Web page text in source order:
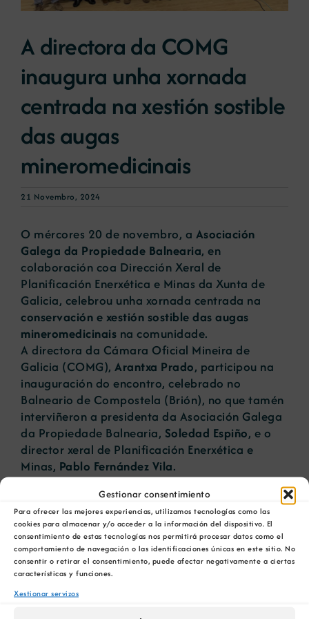
Gestionar consentimiento
Para ofrecer las mejores experiencias, utilizamos tecnologías como las
cookies para almacenar y/o acceder a la información del dispositivo. El
consentimiento de estas tecnologías nos permitirá procesar datos como el
comportamiento de navegación o las identificaciones únicas en este sitio. No
consentir o retirar el consentimiento, puede afectar negativamente a ciertas
características y funciones.
Xestionar servizos
Novas
Portal de emprego
Contacto
A directora da COMG
inaugura unha xornada
centrada na xestión sostible
das augas
mineromedicinais
21 Novembro, 2024
O mércores 20 de novembro, a Asociación
Galega da Propiedade Balnearia, en
colaboración coa Dirección Xeral de
Planificación Enerxética e Minas da Xunta de
Galicia, celebrou unha xornada centrada na
conservación e xestión sostible das augas
mineromedicinais na comunidade.
A directora da Cámara Oficial Mineira de
Galicia (COMG), Arantxa Prado, participou na
inauguración do encontro, celebrado no
Balneario de Compostela (Brión), no que tamén
interviñeron a presidenta da Asociación Galega
da Propiedade Balnearia, Soledad Espiño, e o
director xeral de Planificación Enerxética e
Minas, Pablo Fernández Vila.
Na súa intervención, a directora da COMG
lembrou a importancia das augas
mineromedicinais para odesenvolvemento
social e económico de Galicia, como parte da
riqueza xeolóxica da comunidade. Tamén fixo
fincapé na defensa dos perímetros de
protección, así como na vixilancia e control das